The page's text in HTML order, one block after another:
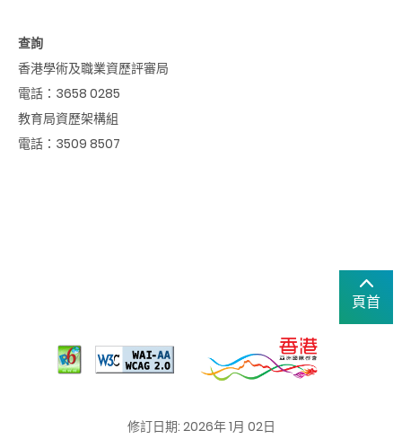
查詢
香港學術及職業資歷評審局
電話：3658 0285
教育局資歷架構組
電話：3509 8507
頁首
修訂日期: 2026年 1月 02日